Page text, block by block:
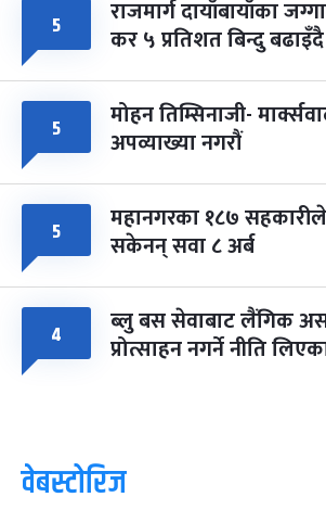
५ राजमार्ग दायाँबायाँका
कर ५ प्रतिशत बिन्दु बढाइँदै
५ मोहन तिम्सिनाजी-
अपव्याख्या नगरौं
५ महानगरका १८७ सहकारीले
सकेनन् सवा ८ अर्ब
४ ब्लु बस सेवाबाट लैंगिक
प्रोत्साहन नगर्ने नीति
वेबस्टोरिज